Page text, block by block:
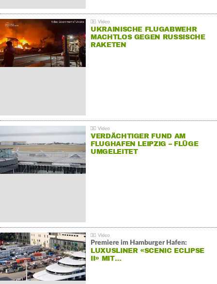
UKRAINISCHE FLUGABWEHR
MACHTLOS GEGEN RUSSISCHE
RAKETEN
VERDÄCHTIGER FUND AM
FLUGHAFEN LEIPZIG – FLÜGE
UMGELEITET
Premiere im Hamburger Hafen:
LUXUSLINER «SCENIC ECLIPSE
II» MIT…